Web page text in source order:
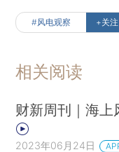
#风电观察 +关注
相关阅读
财新周刊｜海上
2023年06月24日